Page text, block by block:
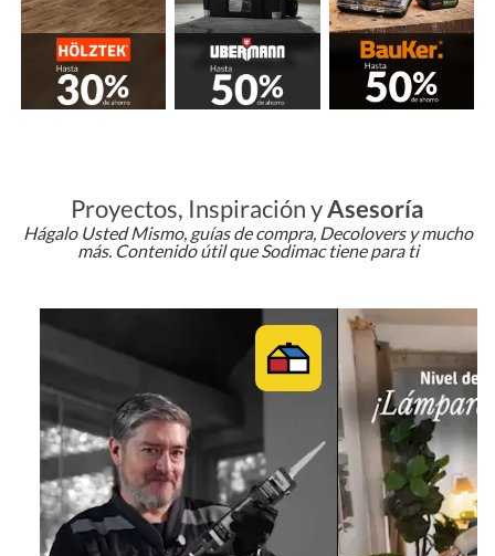
Proyectos, Inspiración yAsesoría
Hágalo Usted Mismo, guías de compra, Decolovers y mucho
más. Contenido útil que Sodimac tiene para ti